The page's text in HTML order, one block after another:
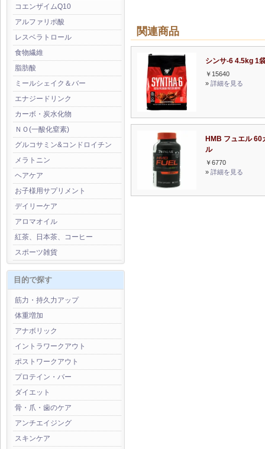
コエンザイムQ10
アルファリポ酸
レスベラトロール
食物繊維
脂肪酸
ミールシェイク＆バー
エナジードリンク
カーボ・炭水化物
ＮＯ(一酸化窒素)
グルコサミン&コンドロイチン
メラトニン
ヘアケア
お子様用サプリメント
デイリーケア
アロマオイル
紅茶、日本茶、コーヒー
スポーツ雑貨
目的で探す
筋力・持久力アップ
体重増加
アナボリック
イントラワークアウト
ポストワークアウト
プロテイン・バー
ダイエット
骨・爪・歯のケア
アンチエイジング
スキンケア
関連商品
シンサ-6 4.5kg 1
￥15640
» 詳細を見る
HMB フュエル 60
ル
￥6770
» 詳細を見る